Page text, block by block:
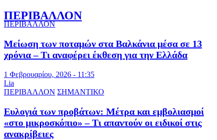
ΠΕΡΙΒΑΛΛΟΝ
ΠΕΡΙΒΑΛΛΟΝ
Μείωση των ποταμών στα Βαλκάνια μέσα σε 13
χρόνια – Τι αναφέρει έκθεση για την Ελλάδα
1 Φεβρουαρίου, 2026 - 11:35
Lia
ΠΕΡΙΒΑΛΛΟΝ ΣΗΜΑΝΤΙΚΟ
Ευλογιά των προβάτων: Μέτρα και εμβολιασμοί
«στο μικροσκόπιο» – Τι απαντούν οι ειδικοί στις
ανακρίβειες